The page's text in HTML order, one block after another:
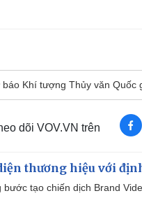
Khí tượng Thủy văn Quốc
dõi VOV.VN trên
thương hiệu với
tạo chiến dịch Brand